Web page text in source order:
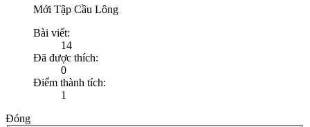
Mới Tập Cầu Lông
Bài viết:
14
Đã được thích:
0
Điểm thành tích:
1
Đóng